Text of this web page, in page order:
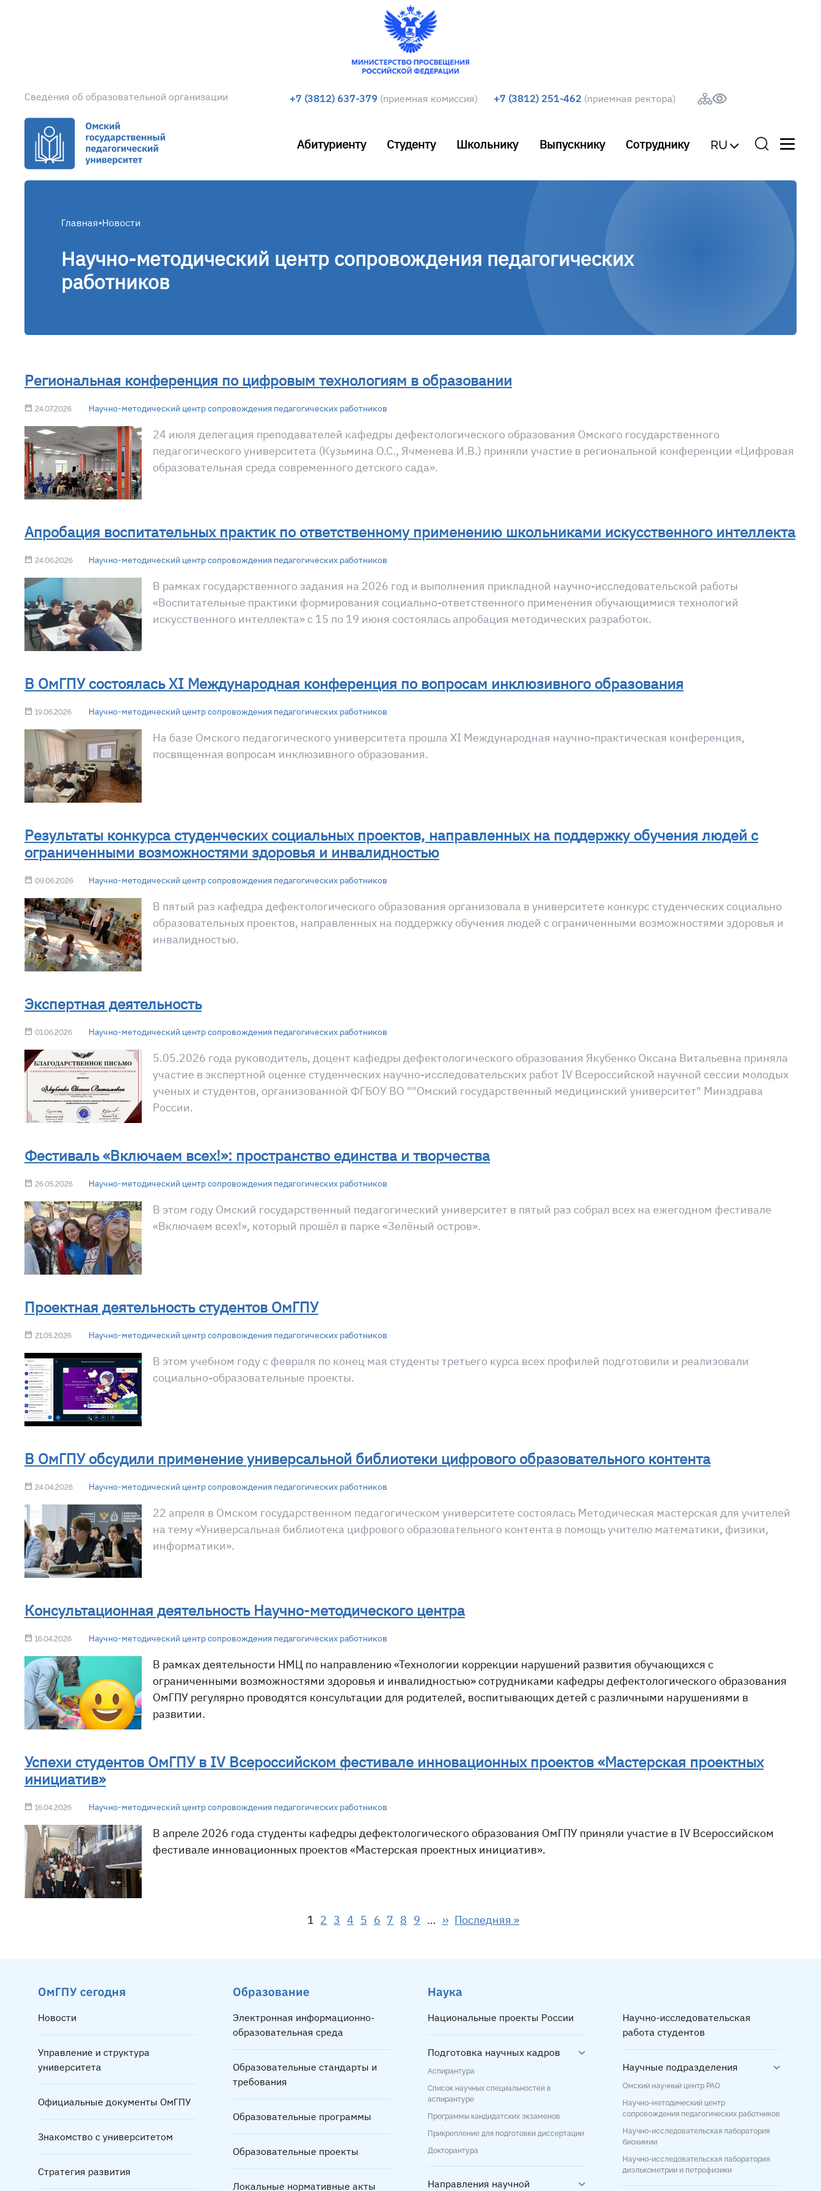
Сведения об образовательной организации +7 (3812) 637-379 (приемная комиссия) +7 (3812) 251-462 (приемная ректора)
Абитуриенту Студенту Школьнику Выпускнику Сотруднику RU
Главная•Новости
Научно-методический центр сопровождения педагогических
работников
Региональная конференция по цифровым технологиям в образовании
24.07.2026 Научно-методический центр сопровождения педагогических работников
24 июля делегация преподавателей кафедры дефектологического образования Омского государственного
педагогического университета (Кузьмина О.С., Ячменева И.В.) приняли участие в региональной конференции «Цифровая
образовательная среда современного детского сада».
Апробация воспитательных практик по ответственному применению школьниками искусственного интеллекта
24.06.2026 Научно-методический центр сопровождения педагогических работников
В рамках государственного задания на 2026 год и выполнения прикладной научно-исследовательской работы
«Воспитательные практики формирования социально-ответственного применения обучающимися технологий
искусственного интеллекта» с 15 по 19 июня состоялась апробация методических разработок.
В ОмГПУ состоялась XI Международная конференция по вопросам инклюзивного образования
19.06.2026 Научно-методический центр сопровождения педагогических работников
На базе Омского педагогического университета прошла XI Международная научно-практическая конференция,
посвященная вопросам инклюзивного образования.
Результаты конкурса студенческих социальных проектов, направленных на поддержку обучения людей с
ограниченными возможностями здоровья и инвалидностью
09.06.2026 Научно-методический центр сопровождения педагогических работников
В пятый раз кафедра дефектологического образования организовала в университете конкурс студенческих социально
образовательных проектов, направленных на поддержку обучения людей с ограниченными возможностями здоровья и
инвалидностью.
Экспертная деятельность
01.06.2026 Научно-методический центр сопровождения педагогических работников
5.05.2026 года руководитель, доцент кафедры дефектологического образования Якубенко Оксана Витальевна приняла
участие в экспертной оценке студенческих научно-исследовательских работ IV Всероссийской научной сессии молодых
ученых и студентов, организованной ФГБОУ ВО ""Омский государственный медицинский университет" Минздрава
России.
Фестиваль «Включаем всех!»: пространство единства и творчества
26.05.2026 Научно-методический центр сопровождения педагогических работников
В этом году Омский государственный педагогический университет в пятый раз собрал всех на ежегодном фестивале
«Включаем всех!», который прошёл в парке «Зелёный остров».
Проектная деятельность студентов ОмГПУ
21.05.2026 Научно-методический центр сопровождения педагогических работников
В этом учебном году с февраля по конец мая студенты третьего курса всех профилей подготовили и реализовали
социально-образовательные проекты.
В ОмГПУ обсудили применение универсальной библиотеки цифрового образовательного контента
24.04.2026 Научно-методический центр сопровождения педагогических работников
22 апреля в Омском государственном педагогическом университете состоялась Методическая мастерская для учителей
на тему «Универсальная библиотека цифрового образовательного контента в помощь учителю математики, физики,
информатики».
Консультационная деятельность Научно-методического центра
16.04.2026 Научно-методический центр сопровождения педагогических работников
В рамках деятельности НМЦ по направлению «Технологии коррекции нарушений развития обучающихся с
ограниченными возможностями здоровья и инвалидностью» сотрудниками кафедры дефектологического образования
ОмГПУ регулярно проводятся консультации для родителей, воспитывающих детей с различными нарушениями в
развитии.
Успехи студентов ОмГПУ в IV Всероссийском фестивале инновационных проектов «Мастерская проектных
инициатив»
16.04.2026 Научно-методический центр сопровождения педагогических работников
В апреле 2026 года студенты кафедры дефектологического образования ОмГПУ приняли участие в IV Всероссийском
фестивале инновационных проектов «Мастерская проектных инициатив».
Страница
1 Страница
2 Страница
3 Страница
4 Страница
5 Страница
6 Страница
7 Страница
8 Страница
9 … Следующая страница
›› Последняя страница
Последняя »
ОмГПУ сегодня
Новости
Управление и структура
университета
Официальные документы ОмГПУ
Знакомство с университетом
Стратегия развития
Образование
Электронная информационно-
образовательная среда
Образовательные стандарты и
требования
Образовательные программы
Образовательные проекты
Локальные нормативные акты
Наука
Национальные проекты России
Подготовка научных кадров
Аспирантура
Список научных специальностей в
аспирантуре
Программы кандидатских экзаменов
Прикрепление для подготовки диссертации
Докторантура
Направления научной
Научно-исследовательская
работа студентов
Научные подразделения
Омский научный центр РАО
Научно-методический центр
сопровождения педагогических работников
Научно-исследовательская лаборатория
биохимии
Научно-исследовательская лаборатория
диэлькометрии и петрофизики